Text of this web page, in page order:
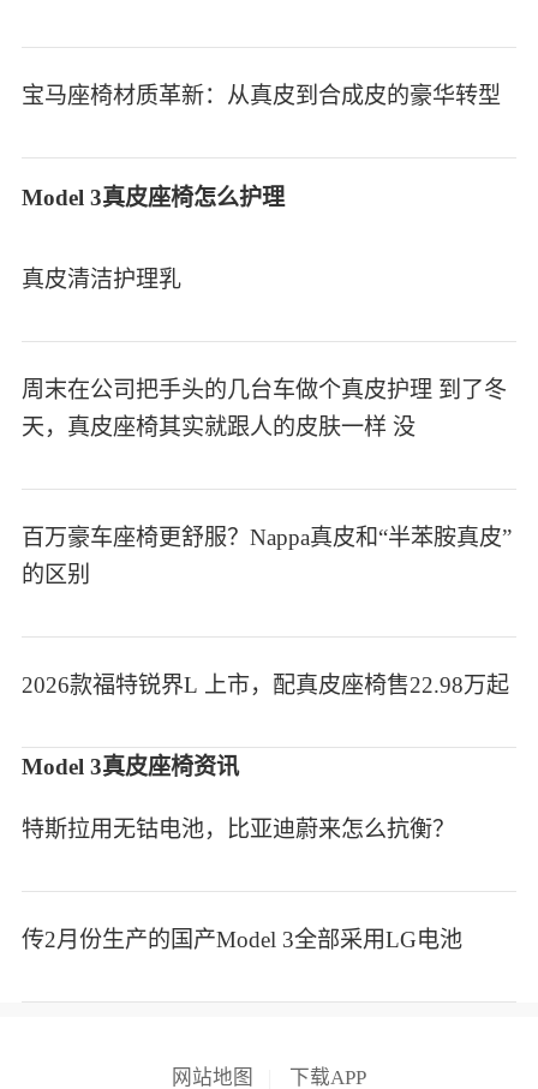
宝马座椅材质革新：从真皮到合成皮的豪华转型
Model 3真皮座椅怎么护理
真皮清洁护理乳
周末在公司把手头的几台车做个真皮护理 到了冬
天，真皮座椅其实就跟人的皮肤一样 没
百万豪车座椅更舒服？Nappa真皮和“半苯胺真皮”
的区别
2026款福特锐界L 上市，配真皮座椅售22.98万起
Model 3真皮座椅资讯
特斯拉用无钴电池，比亚迪蔚来怎么抗衡？
传2月份生产的国产Model 3全部采用LG电池
网站地图 下载APP